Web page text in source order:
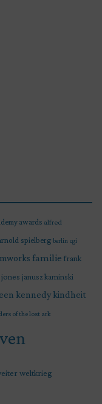
awards alfred
spielberg berlin cgi
familie frank
janusz kaminski
kennedy kindheit
of the lost ark
weltkrieg